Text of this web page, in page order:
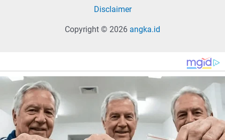
Disclaimer
Copyright © 2026 angka.id